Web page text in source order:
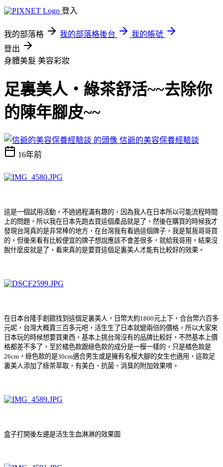
登入
我的部落格 我的部落格後台
我的帳號
登出
身體美髮 美容彩妝
足裏美人‧綠茶舒活~~去除你
的陳年腳皮~~
信爺的美容保養經驗談
16年前
這是一個試用活動，不過過程滿有趣的，因為我人在日本所以可能流程時間
上的問題，所以我在日本先跑去買這個產品就是了，然後在購買的時候我才
發現台灣真的是非常棒的地方，在台灣我有看過這個牌子，我是幫我哥哥買
的，但後來看有比較便宜的牌子想說應該不會差很多，就給我哥用，結果沒
脫什麼皮就是了，看來真的是要買這個足裏美人才能有比較好的效果。
在日本台隆手創館找到這個足裏美人，日幣大約1800元上下，合台幣六百多
元呢，台灣大概賣三百多元吧，活生生了日本就變兩倍的價格，所以大家來
日本玩的時候想要買東西，基本上挑台灣沒有的品牌比較好，不然基本上價
格都差不多了，至於橘色款跟綠色款的成分是一模一樣的，只是橘色款是
26cm，綠色款的是30cm適合男生或是擁有名模大腳的女生也適用，這款足
裏美人添加了綠茶萃取，有美白、抗菌、消臭的附加效果唷。
盒子打開後左邊是活生生血淋淋的效果圖